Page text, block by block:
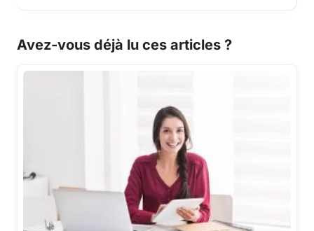
Avez-vous déjà lu ces articles ?